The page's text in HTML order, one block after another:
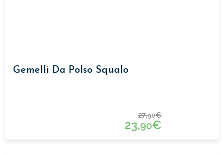
Gemelli Da Polso Squalo
27,90€
23,90€